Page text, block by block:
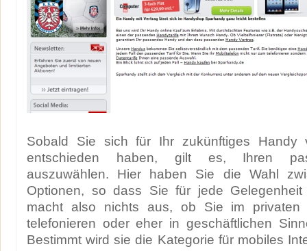
Sobald Sie sich für Ihr zukünftiges Handy
entschieden haben, gilt es, Ihren
auszuwählen. Hier haben Sie die Wahl
Optionen, so dass Sie für jede
macht also nichts aus, ob Sie im privaten
telefonieren oder eher in geschäftlichen
Bestimmt wird sie die Kategorie für mobiles